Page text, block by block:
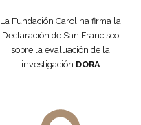
La Fundación Carolina firma la
Declaración de San Francisco
sobre la evaluación de la
investigación DORA